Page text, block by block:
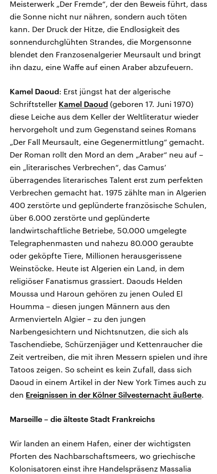
Meisterwerk „Der Fremde“, der den Beweis führt, dass
die Sonne nicht nur nähren, sondern auch töten
kann. Der Druck der Hitze, die Endlosigkeit des
sonnendurchglühten Strandes, die Morgensonne
blendet den Franzosenalgerier Meursault und bringt
ihn dazu, eine Waffe auf einen Araber abzufeuern.
Kamel Daoud: Erst jüngst hat der algerische
Schriftsteller Kamel Daoud (geboren 17. Juni 1970)
diese Leiche aus dem Keller der Weltliteratur wieder
hervorgeholt und zum Gegenstand seines Romans
„Der Fall Meursault, eine Gegenermittlung“ gemacht.
Der Roman rollt den Mord an dem „Araber“ neu auf –
ein „literarisches Verbrechen“, das Camus’
überragendes literarisches Talent erst zum perfekten
Verbrechen gemacht hat. 1975 zählte man in Algerien
400 zerstörte und geplünderte französische Schulen,
über 6.000 zerstörte und geplünderte
landwirtschaftliche Betriebe, 50.000 umgelegte
Telegraphenmasten und nahezu 80.000 geraubte
oder geköpfte Tiere, Millionen herausgerissene
Weinstöcke. Heute ist Algerien ein Land, in dem
religiöser Fanatismus grassiert. Daouds Helden
Moussa und Haroun gehören zu jenen Ouled El
Houmma – diesen jungen Männern aus den
Armenvierteln Algier – zu den jungen
Narbengesichtern und Nichtsnutzen, die sich als
Taschendiebe, Schürzenjäger und Kettenraucher die
Zeit vertreiben, die mit ihren Messern spielen und ihre
Tatoos zeigen. So scheint es kein Zufall, dass sich
Daoud in einem Artikel in der New York Times auch zu
den Ereignissen in der Kölner Silvesternacht äußerte.
Marseille – die älteste Stadt Frankreichs
Wir landen an einem Hafen, einer der wichtigsten
Pforten des Nachbarschaftsmeers, wo griechische
Kolonisatoren einst ihre Handelspräsenz Massalia